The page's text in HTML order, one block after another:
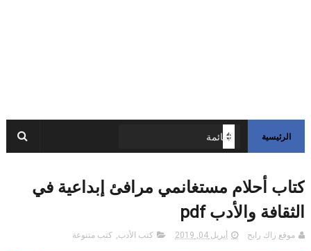
الرئيسية
كتاب أحلام مستغانمي مرافئ إبداعية في
الثقافة والأدب pdf
موقع راك رابح أبريل 04, 2019 كتب الأدب, كتب متنوعة